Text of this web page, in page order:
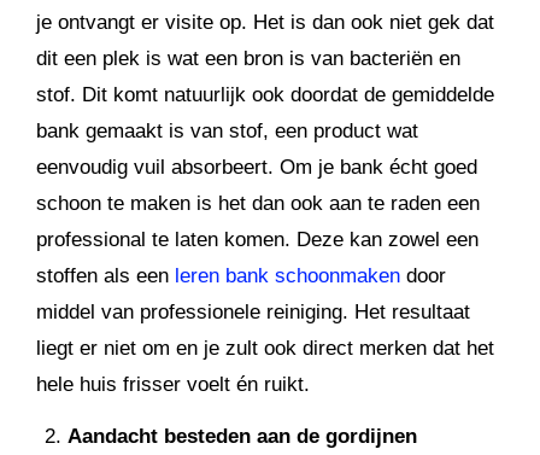
je ontvangt er visite op. Het is dan ook niet gek dat
dit een plek is wat een bron is van bacteriën en
stof. Dit komt natuurlijk ook doordat de gemiddelde
bank gemaakt is van stof, een product wat
eenvoudig vuil absorbeert. Om je bank écht goed
schoon te maken is het dan ook aan te raden een
professional te laten komen. Deze kan zowel een
stoffen als een leren bank schoonmakendoor
middel van professionele reiniging. Het resultaat
liegt er niet om en je zult ook direct merken dat het
hele huis frisser voelt én ruikt.
Aandacht besteden aan de gordijnen